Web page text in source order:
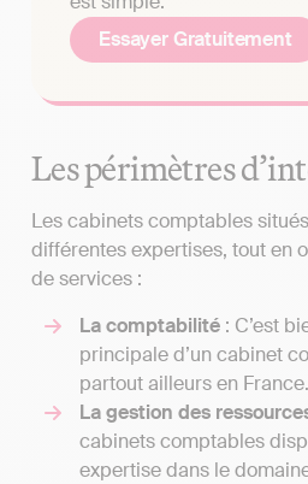
Essayer Gratuitement
Les périmètres
Les cabinets comptables
différentes expertises, tout en
de services :
La comptabilité : C’est
principale d’un cabinet
partout ailleurs en France.
La gestion des
cabinets comptables
expertise dans le